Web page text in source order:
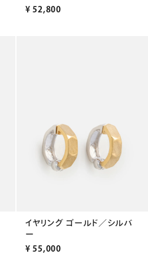
¥ 52,800
イヤリング ゴールド／シルバ
ー
¥ 55,000